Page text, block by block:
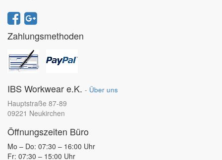
Zahlungsmethoden
IBS Workwear e.K. - Über uns
Hauptstraße 87-89
09221 Neukirchen
Öffnungszeiten Büro
Mo – Do: 07:30 – 16:00 Uhr
Fr: 07:30 – 15:00 Uhr